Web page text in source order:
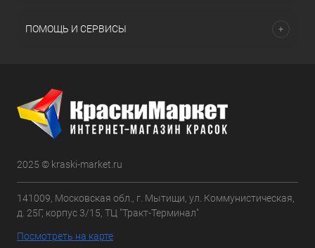
ПОМОЩЬ И СЕРВИСЫ
2025 © kraski-market.ru
141009, Московская обл., г. Мытищи, ул. Коммунистическая,
д. 25Г, корпус 3/15, ТЦ "Тракт-Терминал"
Посмотреть на карте